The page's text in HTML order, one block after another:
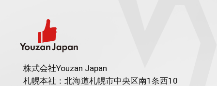
株式会社Youzan Japan
札幌本社：北海道札幌市中央区南1条西10